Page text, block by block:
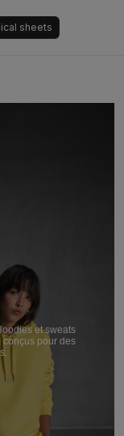
sheets
et sweats
conçus pour des